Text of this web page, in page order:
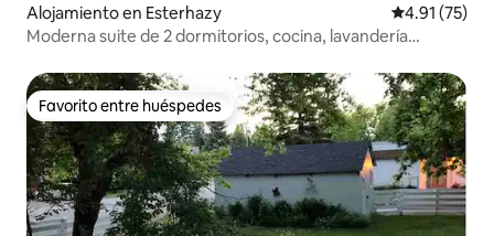
Alojamiento en Esterhazy Calificación
4.91 (75)
Moderna suite de 2 dormitorios, cocina, lavandería
Favorito entre huéspedes
Favorito entre huéspedes